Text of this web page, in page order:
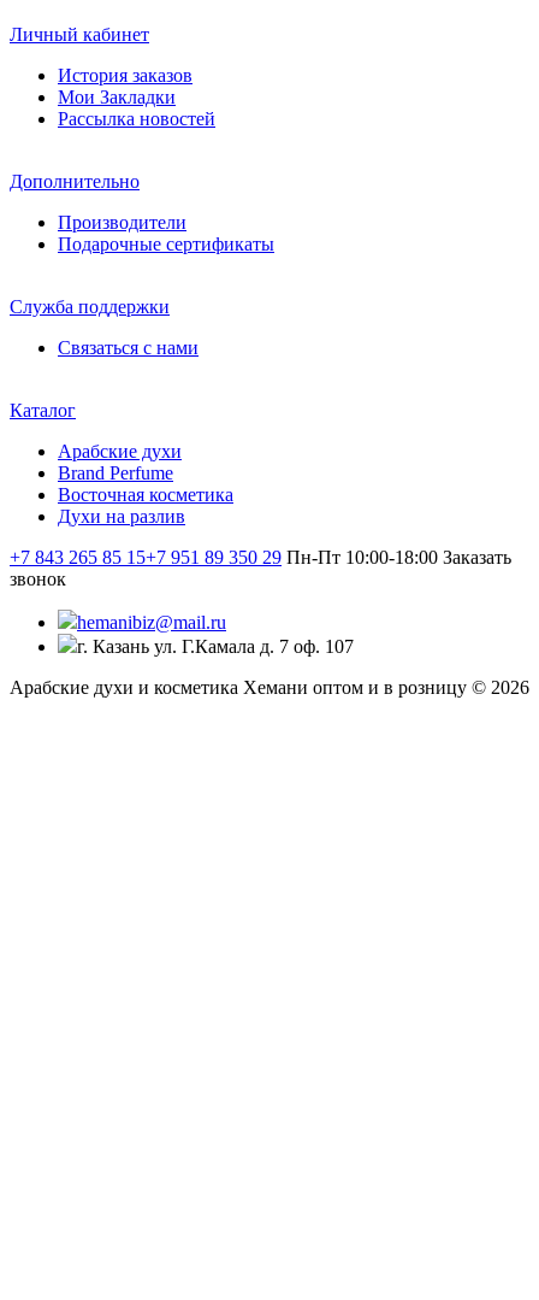
Личный кабинет
История заказов
Мои Закладки
Рассылка новостей
Дополнительно
Производители
Подарочные сертификаты
Служба поддержки
Связаться с нами
Каталог
Арабские духи
Brand Perfume
Восточная косметика
Духи на разлив
+7 843 265 85 15+7 951 89 350 29 Пн-Пт 10:00-18:00 Заказать
звонок
hemanibiz@mail.ru
г. Казань ул. Г.Камала д. 7 оф. 107
Арабские духи и косметика Хемани оптом и в розницу © 2026